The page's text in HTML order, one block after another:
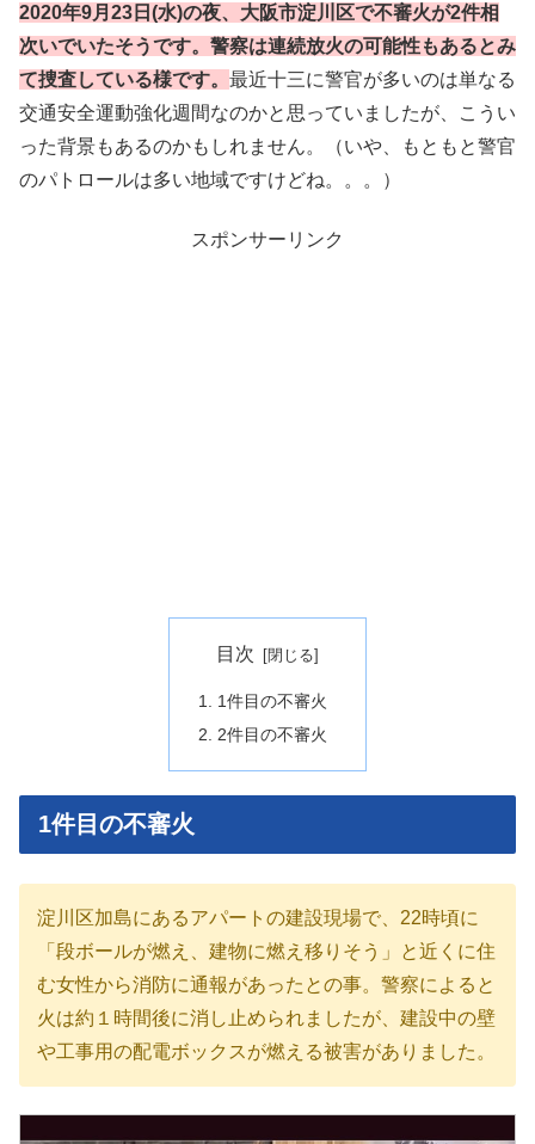
2020年9月23日(水)の夜、大阪市淀川区で不審火が2件相
次いでいたそうです。警察は連続放火の可能性もあるとみ
て捜査している様です。 最近十三に警官が多いのは単なる
交通安全運動強化週間なのかと思っていましたが、こうい
った背景もあるのかもしれません。（いや、もともと警官
のパトロールは多い地域ですけどね。。。）
スポンサーリンク
目次
1件目の不審火
2件目の不審火
1件目の不審火
淀川区加島にあるアパートの建設現場で、22時頃に
「段ボールが燃え、建物に燃え移りそう」と近くに住
む女性から消防に通報があったとの事。警察によると
火は約１時間後に消し止められましたが、建設中の壁
や工事用の配電ボックスが燃える被害がありました。